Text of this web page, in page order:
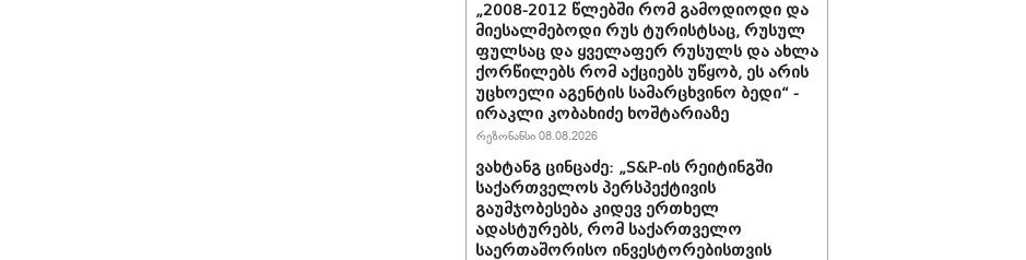
„2008-2012 წლებში რომ გამოდიოდი და
მიესალმებოდი რუს ტურისტსაც, რუსულ
ფულსაც და ყველაფერ რუსულს და ახლა
ქორწილებს რომ აქციებს უწყობ, ეს არის
უცხოელი აგენტის სამარცხვინო ბედი“ -
ირაკლი კობახიძე ხოშტარიაზე
რეზონანსი 08.08.2026
ვახტანგ ცინცაძე: „S&P-ის რეიტინგში
საქართველოს პერსპექტივის
გაუმჯობესება კიდევ ერთხელ
ადასტურებს, რომ საქართველო
საერთაშორისო ინვესტორებისთვის